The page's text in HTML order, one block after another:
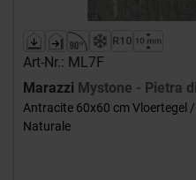
Art-Nr.: ML7F
Marazzi Mystone - Pietra
Antracite 60x60 cm Vloertegel
Naturale